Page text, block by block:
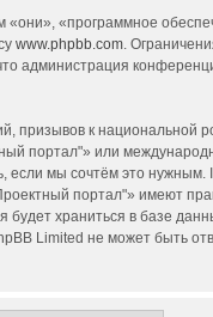
«программное
www.phpbb.com.
администрация
призывов к национальной
портал"» или
мы сочтём это
портал"» имеют
храниться в базе
не может быть